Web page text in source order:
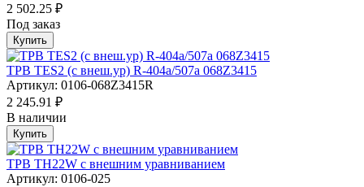
2 502.25 ₽
Под заказ
Купить
ТРВ TES2 (с внеш.ур) R-404a/507а 068Z3415
Артикул: 0106-068Z3415R
2 245.91 ₽
В наличии
Купить
ТРВ TH22W с внешним уравниванием
Артикул: 0106-025